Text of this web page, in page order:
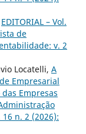
EDITORIAL – Vol.
de
v. 2
Locatelli, A
Empresarial
Empresas
n. 2 (2026):